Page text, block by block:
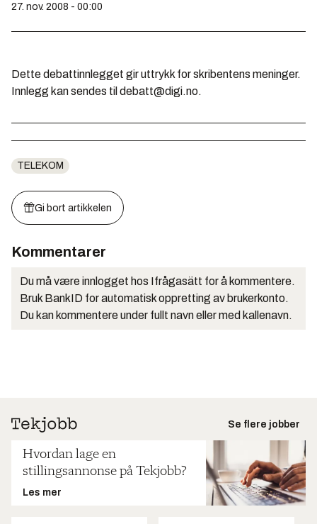
27. nov. 2008 - 00:00
Dette debattinnlegget gir uttrykk for skribentens meninger.
Innlegg kan sendes til debatt@digi.no.
TELEKOM
Gi bort artikkelen
Kommentarer
Du må være innlogget hos Ifrågasätt for å kommentere.
Bruk BankID for automatisk oppretting av brukerkonto.
Du kan kommentere under fullt navn eller med kallenavn.
Se flere jobber
Hvordan lage en
stillingsannonse på Tekjobb?
Les mer